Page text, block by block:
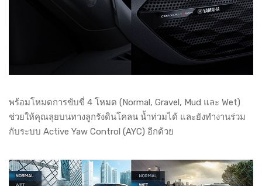
พร้อมโหมดการขับขี่ 4 โหมด (Normal, Gravel, Mud และ Wet)
ช่วยให้คุณลุยบนทางลูกรังดินโคลน น้ำท่วมได้ และยังทำงานร่วม
กับระบบ Active Yaw Control (AYC) อีกด้วย